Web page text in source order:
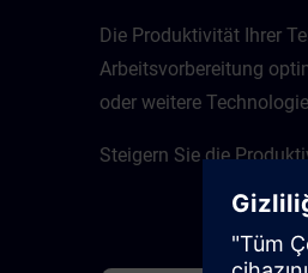
Die Produktivität Ihrer
Arbeitsvorbereitung
oder weitere
Steigern Sie die